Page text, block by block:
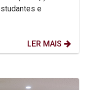
e
LER MAIS